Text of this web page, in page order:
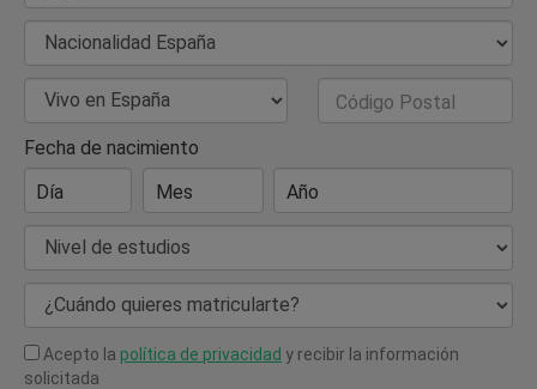
Nacionalidad
País de Residencia
Código Postal
Fecha de nacimiento
Día
Mes Año
Nivel de estudios
¿Cuándo quieres matricularte?
Acepto la política de privacidad y recibir la información
solicitada